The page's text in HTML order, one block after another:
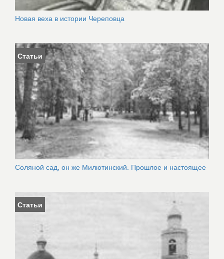
Новая веха в истории Череповца
Статьи
Соляной сад, он же Милютинский. Прошлое и настоящее
Статьи